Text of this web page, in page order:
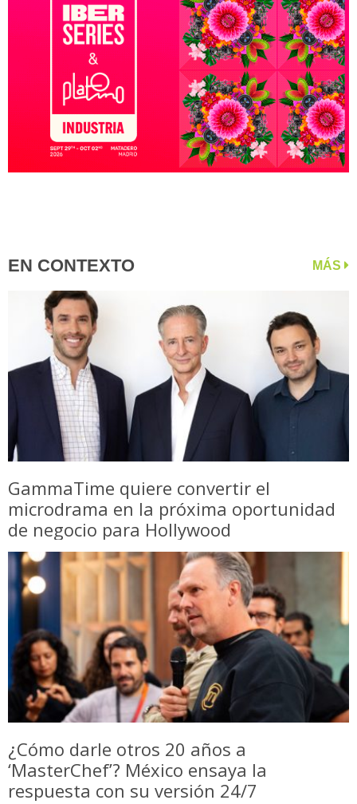
EN CONTEXTO MÁS
GammaTime quiere convertir el
microdrama en la próxima oportunidad
de negocio para Hollywood
¿Cómo darle otros 20 años a
‘MasterChef’? México ensaya la
respuesta con su versión 24/7